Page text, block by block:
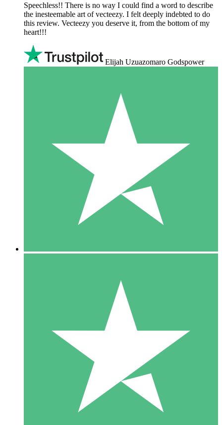
Speechless!! There is no way I could find a word to describe
the inesteemable art of vecteezy. I felt deeply indebted to do
this review. Vecteezy you deserve it, from the bottom of my
heart!!!
Elijah Uzuazomaro Godspower